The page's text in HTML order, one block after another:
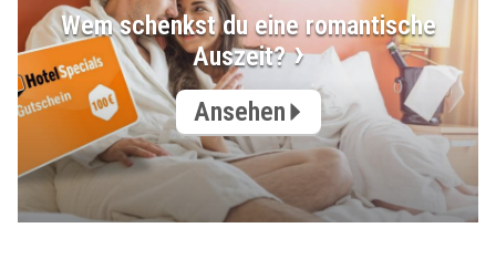
Wem schenkst du eine romantische
Auszeit?
Ansehen